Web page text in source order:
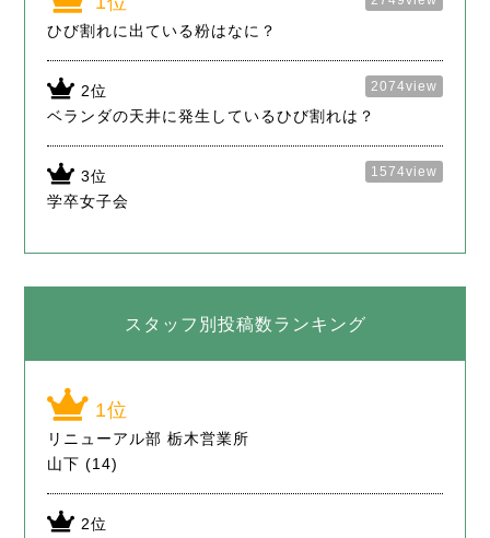
ひび割れに出ている粉はなに？
ベランダの天井に発生しているひび割れは？
2074view
学卒女子会
1574view
スタッフ別投稿数ランキング
リニューアル部 栃木営業所
山下(14)